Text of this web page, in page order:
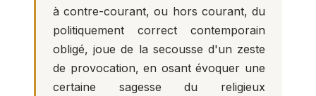
à contre-courant, ou hors courant, du
politiquement correct contemporain
obligé, joue de la secousse d'un zeste
de provocation, en osant évoquer une
certaine sagesse du religieux